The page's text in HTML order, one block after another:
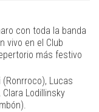
con toda la banda
vivo en el Club
más festivo
Lucas
Lodillinsky